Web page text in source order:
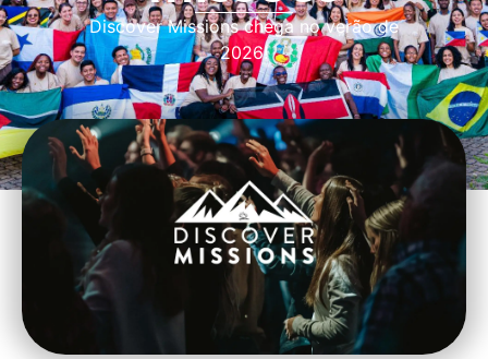
Discover Missions chega no verão de
2026!